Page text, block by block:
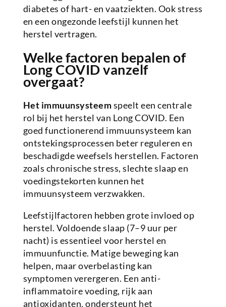
diabetes of hart- en vaatziekten. Ook stress
en een ongezonde leefstijl kunnen het
herstel vertragen.
Welke factoren bepalen of
Long COVID vanzelf
overgaat?
Het immuunsysteemspeelt een centrale
rol bij het herstel van Long COVID. Een
goed functionerend immuunsysteem kan
ontstekingsprocessen beter reguleren en
beschadigde weefsels herstellen. Factoren
zoals chronische stress, slechte slaap en
voedingstekorten kunnen het
immuunsysteem verzwakken.
Leefstijlfactoren hebben grote invloed op
herstel. Voldoende slaap (7–9 uur per
nacht) is essentieel voor herstel en
immuunfunctie. Matige beweging kan
helpen, maar overbelasting kan
symptomen verergeren. Een anti-
inflammatoire voeding, rijk aan
antioxidanten, ondersteunt het